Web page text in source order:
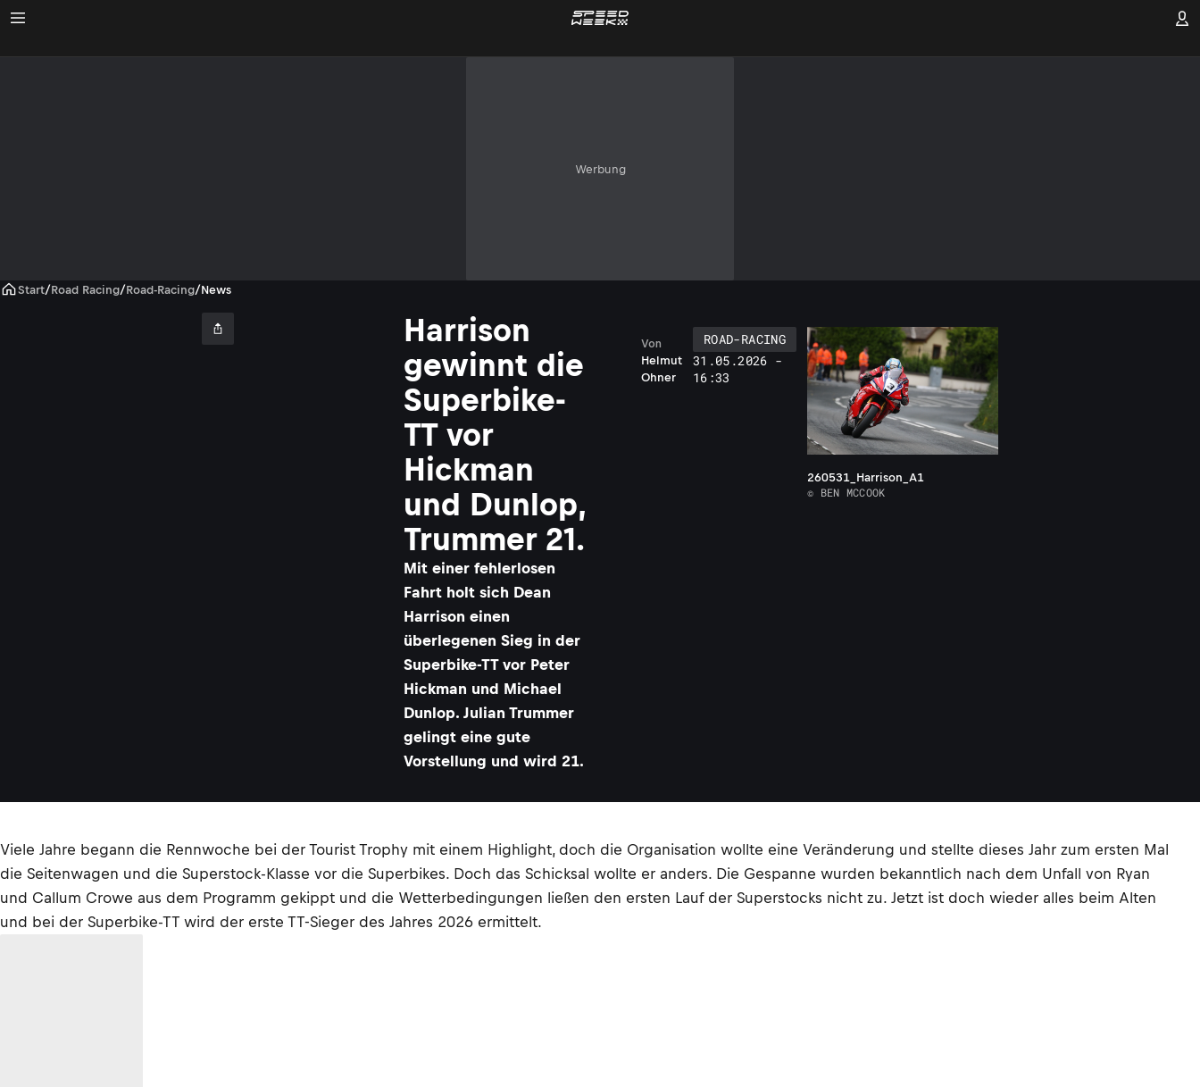
Werbung
Start/Road Racing/Road-Racing/News
Harrison
gewinnt die
Superbike-
TT vor
Hickman
und Dunlop,
Trummer 21.
Mit einer fehlerlosen
Fahrt holt sich Dean
Harrison einen
überlegenen Sieg in der
Superbike-TT vor Peter
Hickman und Michael
Dunlop. Julian Trummer
gelingt eine gute
Vorstellung und wird 21.
Helmut
Ohner
Von
ROAD-RACING
31.05.2026 -
16:33
260531_Harrison_A1
© BEN MCCOOK
Viele Jahre begann die Rennwoche bei der Tourist Trophy mit einem Highlight, doch die Organisation wollte eine Veränderung und stellte dieses Jahr zum ersten Mal
die Seitenwagen und die Superstock-Klasse vor die Superbikes. Doch das Schicksal wollte er anders. Die Gespanne wurden bekanntlich nach dem Unfall von Ryan
und Callum Crowe aus dem Programm gekippt und die Wetterbedingungen ließen den ersten Lauf der Superstocks nicht zu. Jetzt ist doch wieder alles beim Alten
und bei der Superbike-TT wird der erste TT-Sieger des Jahres 2026 ermittelt.